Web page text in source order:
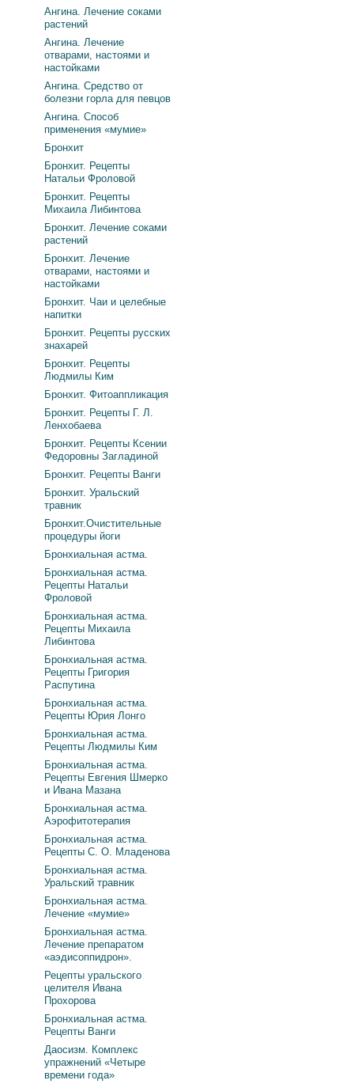
Ангина. Лечение соками
растений
Ангина. Лечение
отварами, настоями и
настойками
Ангина. Средство от
болезни горла для певцов
Ангина. Способ
применения «мумие»
Бронхит
Бронхит. Рецепты
Натальи Фроловой
Бронхит. Рецепты
Михаила Либинтова
Бронхит. Лечение соками
растений
Бронхит. Лечение
отварами, настоями и
настойками
Бронхит. Чаи и целебные
напитки
Бронхит. Рецепты русских
знахарей
Бронхит. Рецепты
Людмилы Ким
Бронхит. Фитоаппликация
Бронхит. Рецепты Г. Л.
Ленхобаева
Бронхит. Рецепты Ксении
Федоровны Загладиной
Бронхит. Рецепты Ванги
Бронхит. Уральский
травник
Бронхит.Очистительные
процедуры йоги
Бронхиальная астма.
Бронхиальная астма.
Рецепты Натальи
Фроловой
Бронхиальная астма.
Рецепты Михаила
Либинтова
Бронхиальная астма.
Рецепты Григория
Распутина
Бронхиальная астма.
Рецепты Юрия Лонго
Бронхиальная астма.
Рецепты Людмилы Ким
Бронхиальная астма.
Рецепты Евгения Шмерко
и Ивана Мазана
Бронхиальная астма.
Аэрофитотерапия
Бронхиальная астма.
Рецепты С. О. Младенова
Бронхиальная астма.
Уральский травник
Бронхиальная астма.
Лечение «мумие»
Бронхиальная астма.
Лечение препаратом
«аэдисоппидрон».
Рецепты уральского
целителя Ивана
Прохорова
Бронхиальная астма.
Рецепты Ванги
Даосизм. Комплекс
упражнений «Четыре
времени года»